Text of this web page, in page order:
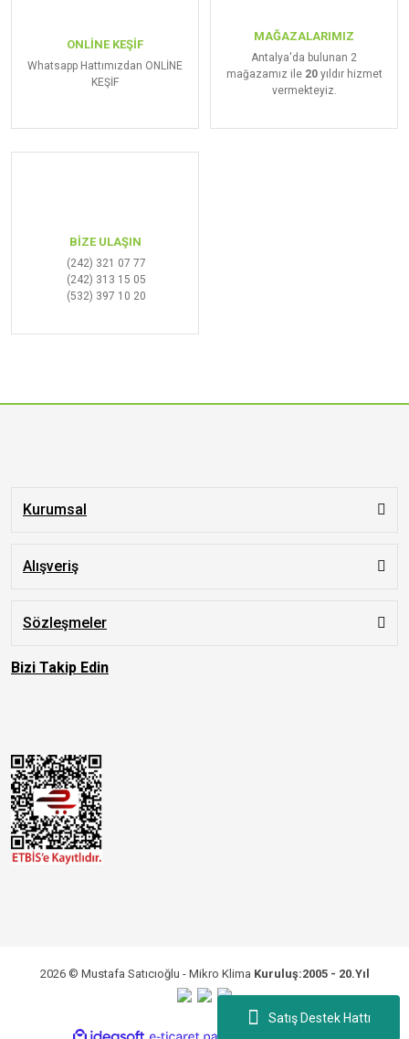
Satış Destek Hattı
ONLİNE KEŞİF
Whatsapp Hattımızdan ONLİNE
KEŞİF
MAĞAZALARIMIZ
Antalya'da bulunan 2
mağazamız ile 20yıldır hizmet
vermekteyiz.
BİZE ULAŞIN
(242) 321 07 77
(242) 313 15 05
(532) 397 10 20
Kurumsal
Alışveriş
Sözleşmeler
Bizi Takip Edin
2026 © Mustafa Satıcıoğlu - Mikro Klima Kuruluş:2005 - 20.Yıl